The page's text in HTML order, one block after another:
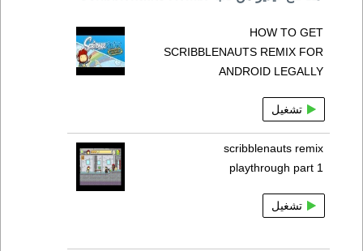
HOW TO GET
SCRIBBLENAUTS REMIX FOR
ANDROID LEGALLY
تشغيل
scribblenauts remix
playthrough part 1
تشغيل